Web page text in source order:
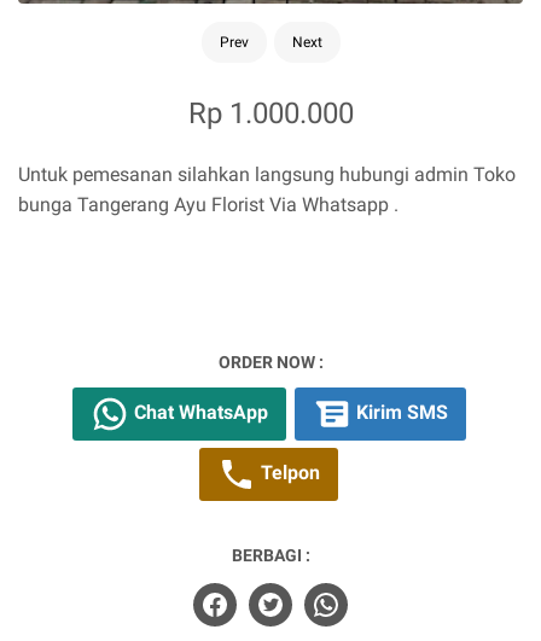
Prev Next
Rp 1.000.000
Untuk pemesanan silahkan langsung hubungi admin Toko
bunga Tangerang Ayu Florist Via Whatsapp .
ORDER NOW :
Chat WhatsApp Kirim SMS
Telpon
BERBAGI :